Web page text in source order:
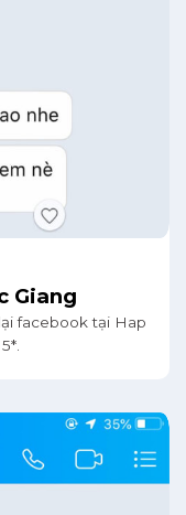
Giang
facebook tại Hap